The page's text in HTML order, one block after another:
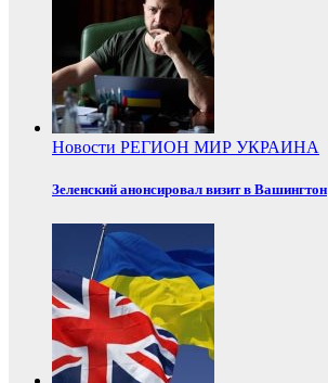
Новости РЕГИОН МИР УКРАИНА
Зеленский анонсировал визит в Вашингтон